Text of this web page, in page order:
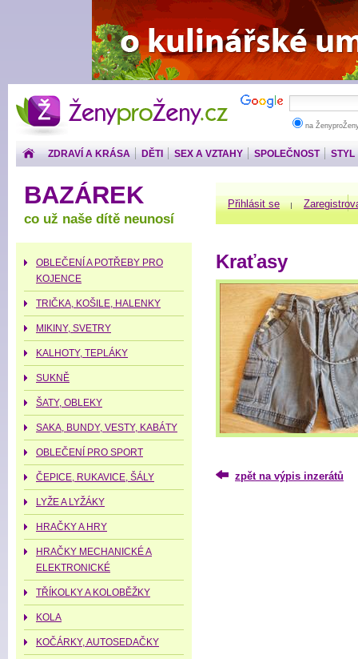
ŽenyproŽeny.cz
na
ZDRAVÍ A KRÁSA DĚTI SEX A VZTAHY SPOLEČNOST STYL
Přihlásit se
Kraťasy
zpět na výpis inzerátů
BAZÁREK
co už naše dítě neunosí
OBLEČENÍ A POTŘEBY PRO
KOJENCE
TRIČKA, KOŠILE, HALENKY
MIKINY, SVETRY
KALHOTY, TEPLÁKY
SUKNĚ
ŠATY, OBLEKY
SAKA, BUNDY, VESTY, KABÁTY
OBLEČENÍ PRO SPORT
ČEPICE, RUKAVICE, ŠÁLY
LYŽE A LYŽÁKY
HRAČKY A HRY
HRAČKY MECHANICKÉ A
ELEKTRONICKÉ
TŘÍKOLKY A KOLOBĚŽKY
KOLA
KOČÁRKY, AUTOSEDAČKY